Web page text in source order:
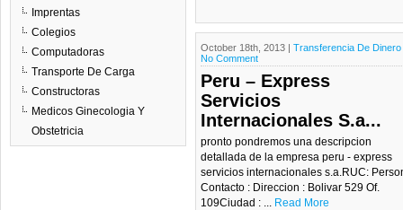
October 18th, 2013 | Transferencia De Dinero
No Comment
Peru – Express
Servicios
Internacionales S.a...
pronto pondremos una descripcion
detallada de la empresa peru - express
servicios internacionales s.a.RUC:
Contacto : Direccion : Bolivar 529 Of.
109Ciudad : ... Read More
Imprentas
Colegios
Computadoras
Transporte De Carga
Constructoras
Medicos Ginecologia Y
Obstetricia